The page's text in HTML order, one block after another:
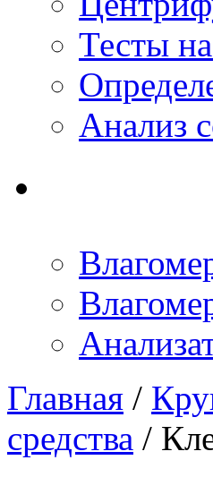
Тесты
Анализ
Главная /
средства /